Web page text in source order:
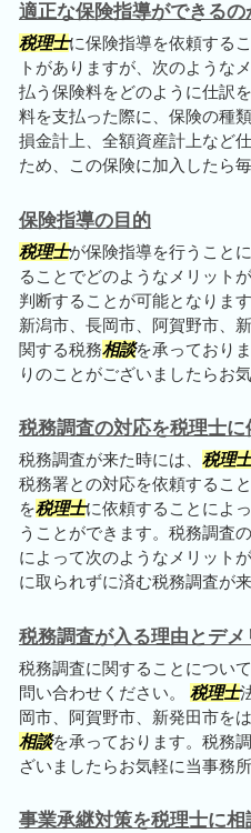
適正な保険指導ができる
税理士に保険指導を依頼する
トがありますが、次のような
払う保険料をどのように仕訳
料を支払った際に、保険の種
損金計上、全額資産計上など
ため、この保険に加入したら
保険指導の目的
税理士が保険指導を行うこと
ることでどのようなメリット
判断することが可能となります
新潟市、長岡市、阿賀野市、
関する税務相談を承っており
りのことがございましたらお
税務調査の対応を税理士に
税務調査が来た時には、 税理士
税務署との対応を依頼するこ
を税理士に依頼することによ
うことができます。税務調査
によって次のようなメリット
に取られずに済む税務調査が
税務調査が入る理由とデメ
税務調査に関することについ
問い合わせください。 税理士
岡市、阿賀野市、新発田市を
相談を承っております。税務
ざいましたらお気軽に当事務
事業承継対策を税理士に